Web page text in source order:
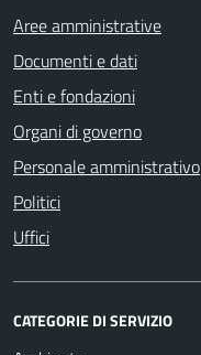
Aree amministrative
Documenti e dati
Enti e fondazioni
Organi di governo
Personale amministrativo
Politici
Uffici
CATEGORIE DI SERVIZIO